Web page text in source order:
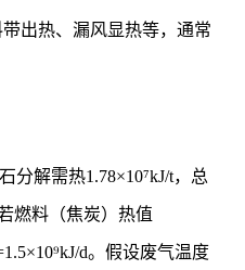
出热、漏风显热等，通常
分解需热1.78×10⁷kJ/t，总
燃料（焦炭）热值
d。假设废气温度